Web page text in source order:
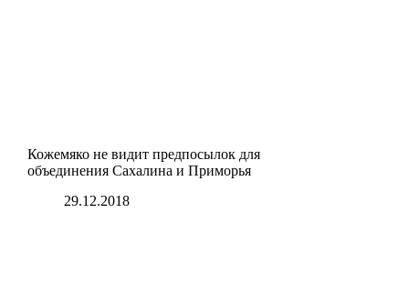
Кожемяко не видит предпосылок для
объединения Сахалина и Приморья
29.12.2018